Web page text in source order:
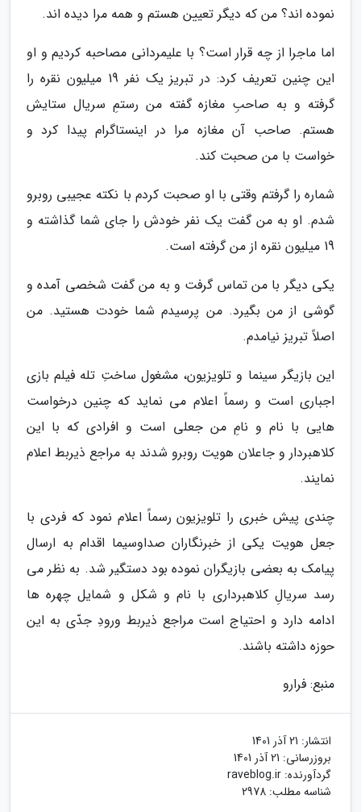
نموده اند؟ من که دیگر تعیین هستم و همه مرا دیده اند.
اما ماجرا از چه قرار است؟ با علیمردانی مصاحبه کردیم و او
این چنین تعریف کرد: در تبریز یک نفر 19 میلیون نقره را
گرفته و به صاحبِ مغازه گفته من رستمِ سریال ستایش
هستم. صاحب آن مغازه مرا در اینستاگرام پیدا کرد و
خواست با من صحبت کند.
شماره را گرفتم وقتی با او صحبت کردم با نکته عجیبی روبرو
شدم. او به من گفت یک نفر خودش را جای شما گذاشته و
19 میلیون نقره از من گرفته است.
یکی دیگر با من تماس گرفت و به من گفت شخصی آمده و
گوشی از من بگیرد. من پرسیدم شما خودت هستید. من
اصلاً تبریز نیامدم.
این بازیگر سینما و تلویزیون، مشغول ساختِ تله فیلم بازی
اجباری است و رسماً اعلام می نماید که چنین درخواست
هایی با نام و نامِ من جعلی است و افرادی که با این
کلاهبردار و جاعلان هویت روبرو شدند به مراجع ذیربط اعلام
نمایند.
چندی پیش خبری را تلویزیون رسماً اعلام نمود که فردی با
جعل هویت یکی از خبرنگاران صداوسیما اقدام به ارسال
پیامک به بعضی بازیگران نموده بود دستگیر شد. به نظر می
رسد سریالِ کلاهبرداری با نام و شکل و شمایل چهره ها
ادامه دارد و احتیاج است مراجع ذیربط ورودِ جدّی به این
حوزه داشته باشند.
منبع: فرارو
انتشار: 21 آذر 1401
بروزرسانی: 21 آذر 1401
گردآورنده: raveblog.ir
شناسه مطلب: 2978